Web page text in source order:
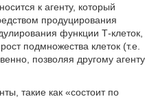
к агенту, который
продуцирования
функции Т-клеток,
подмножества клеток (т.е.
позволяя другому агенту
такие как «состоит по